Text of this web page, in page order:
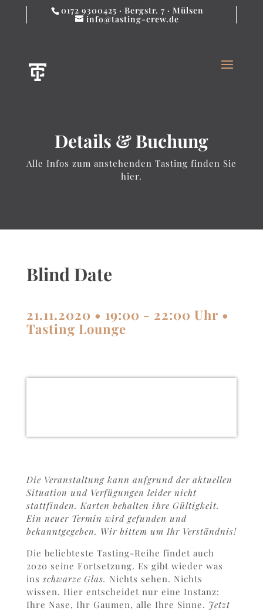
0172 9300425 · Bergstr. 7 · Mülsen
info@tasting-crew.de
Details & Buchung
Alle Infos zum anstehenden Tasting finden Sie
hier.
Blind Date
21.11.2020 • 19:00 - 22:00 Uhr •
Tasting Lounge
Die Veranstaltung kann aufgrund der aktuellen
Situation und Verfügungen leider nicht
stattfinden. Karten behalten ihre Gültigkeit.
Ein neuer Termin wird gefunden und
bekanntgegeben. Wir bittem um Ihr Verständnis!
Die beliebteste Tasting-Reihe findet auch
2020 seine Fortsetzung. Es gibt wieder was
insschwarze Glas. Nichts sehen. Nichts
wissen. Hier entscheidet nur eine Instanz:
Ihre Nase, Ihr Gaumen, alle Ihre Sinne. Jetzt